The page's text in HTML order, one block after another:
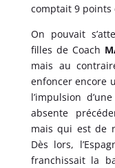
comptait 9 points
On pouvait
filles de Coach
mais au
enfoncer encore
l’impulsion d’une
absente
mais qui est de
Dès lors,
franchissait la